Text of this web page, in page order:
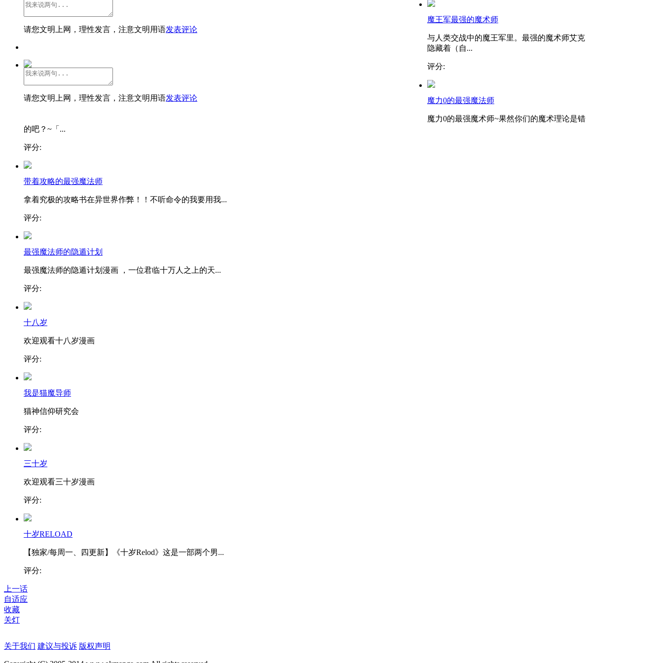
请您文明上网，理性发言，注意文明用语发表评论
请您文明上网，理性发言，注意文明用语发表评论
魔王军最强的魔术师
与人类交战中的魔王军里。最强的魔术师艾克
隐藏着（自...
评分:
魔力0的最强魔法师
魔力0的最强魔术师~果然你们的魔术理论是错
的吧？~「...
评分:
带着攻略的最强魔法师
拿着究极的攻略书在异世界作弊！！不听命令的我要用我...
评分:
最强魔法师的隐遁计划
最强魔法师的隐遁计划漫画 ，一位君临十万人之上的天...
评分:
十八岁
欢迎观看十八岁漫画
评分:
我是猫魔导师
猫神信仰研究会
评分:
三十岁
欢迎观看三十岁漫画
评分:
十岁RELOAD
【独家/每周一、四更新】《十岁Relod》这是一部两个男...
评分:
上一话
自适应
收藏
关灯
关于我们 建议与投诉 版权声明